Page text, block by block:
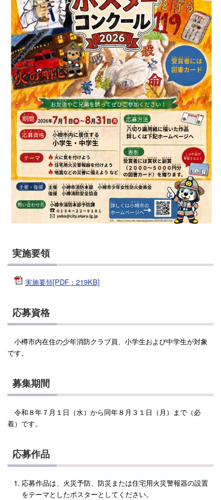
実施要領
実施要領[PDF：219KB]
応募資格
小樽市内在住の少年消防クラブ員、小学生および中学生が対象
です。
募集期間
令和８年７月１日（水）から同年８月３１日（月）まで（必
着）です。
応募作品
応募作品は、火災予防、防災または住宅用火災警報器の設置
をテーマとしたポスターとしてください。